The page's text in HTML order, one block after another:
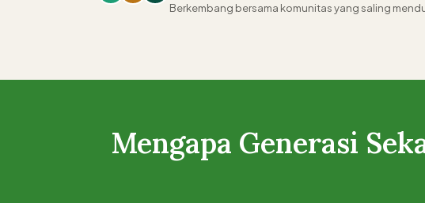
Berkembang bersama komunitas yang saling
Mengapa Generasi